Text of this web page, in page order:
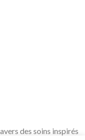
des soins inspirés